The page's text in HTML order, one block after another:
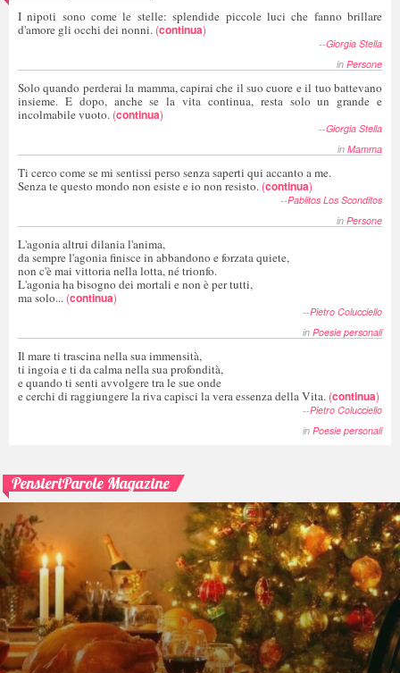
I nipoti sono come le stelle: splendide piccole luci che fanno brillare
d'amore gli occhi dei nonni. (continua)
--Giorgia Stella
in Persone
Solo quando perderai la mamma, capirai che il suo cuore e il tuo battevano
insieme. E dopo, anche se la vita continua, resta solo un grande e
incolmabile vuoto. (continua)
--Giorgia Stella
in Mamma
Ti cerco come se mi sentissi perso senza saperti qui accanto a me.
Senza te questo mondo non esiste e io non resisto. (continua)
--Pablitos Los Sconditos
in Persone
L'agonia altrui dilania l'anima,
da sempre l'agonia finisce in abbandono e forzata quiete,
non c'è mai vittoria nella lotta, né trionfo.
L'agonia ha bisogno dei mortali e non è per tutti,
ma solo... (continua)
--Pietro Colucciello
in Poesie personali
Il mare ti trascina nella sua immensità,
ti ingoia e ti da calma nella sua profondità,
e quando ti senti avvolgere tra le sue onde
e cerchi di raggiungere la riva capisci la vera essenza della Vita. (continua)
--Pietro Colucciello
in Poesie personali
PensieriParole Magazine